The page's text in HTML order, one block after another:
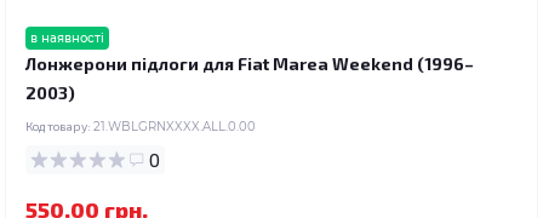
в наявності
Лонжерони підлоги для Fiat Marea Weekend (1996–
2003)
Код товару: 21.WBLGRNXXXX.ALL.0.00
0
550.00 грн.